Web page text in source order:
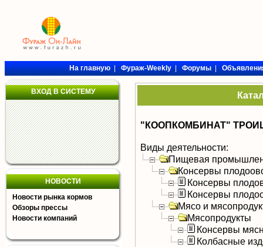
На главную|Фураж-Weekly|Форумы|
ВХОД В СИСТЕМУ
НОВОСТИ
Новости рынка кормов
Обзоры прессы
Новости компаний
"КООПКОМБИНАТ"
Виды деятельности:
Пищевая
Консервы
Консервы
Консервы
Мясо и
Мясопродукты
Консервы
Колбасные